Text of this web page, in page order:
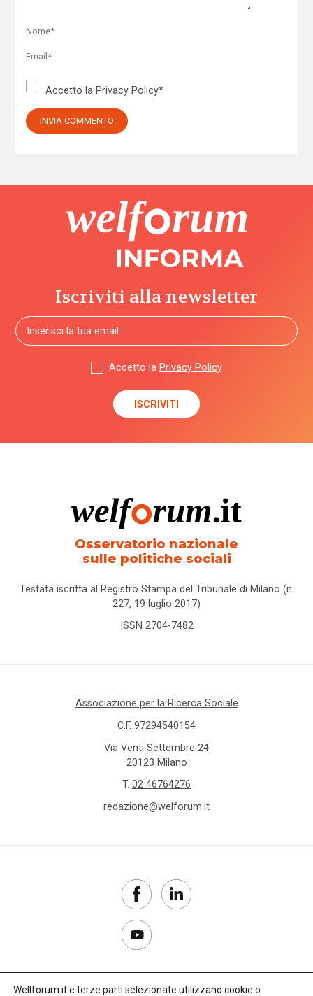
Accetto la Privacy Policy*
Iscriviti alla newsletter
Accetto la Privacy Policy
Osservatorio nazionale
sulle politiche sociali
Testata iscritta al Registro Stampa del Tribunale di Milano (n.
227, 19 luglio 2017)
ISSN 2704-7482
Associazione per la Ricerca Sociale
C.F. 97294540154
Via Venti Settembre 24
20123 Milano
T. 02 46764276
redazione@welforum.it
Wellforum.it e terze parti selezionate utilizzano cookie o